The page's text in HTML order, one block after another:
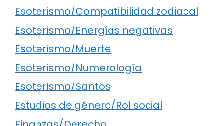
Esoterismo/Compatibilidad zodiacal
Esoterismo/Energías negativas
Esoterismo/Muerte
Esoterismo/Numerología
Esoterismo/Santos
Estudios de género/Rol social